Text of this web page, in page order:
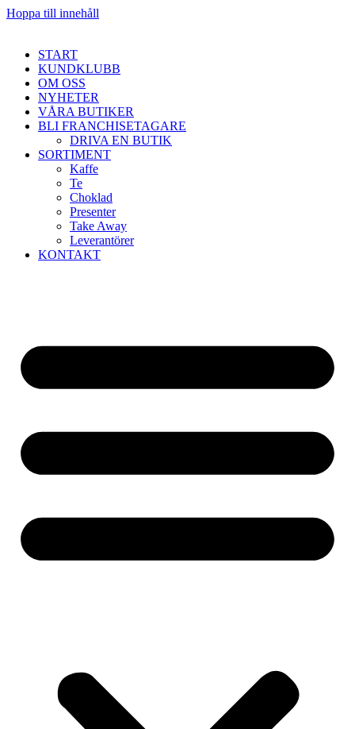
Hoppa till innehåll
START
KUNDKLUBB
OM OSS
NYHETER
VÅRA BUTIKER
BLI FRANCHISETAGARE
DRIVA EN BUTIK
SORTIMENT
Kaffe
Te
Choklad
Presenter
Take Away
Leverantörer
KONTAKT